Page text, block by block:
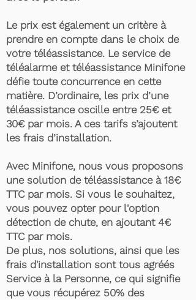
Le prix est également un critère à
prendre en compte dans le choix de
votre téléassistance. Le service de
téléalarme et téléassistance Minifone
défie toute concurrence en cette
matière. D’ordinaire, les prix d’une
téléassistance oscille entre 25€ et
30€ par mois. A ces tarifs s’ajoutent
les frais d’installation.
Avec Minifone, nous vous proposons
une solution de téléassistance à 18€
TTC par mois. Si vous le souhaitez,
vous pouvez opter pour l'option
détection de chute, en ajoutant 4€
TTC par mois.
De plus, nos solutions, ainsi que les
frais d'installation sont tous agréés
Service à la Personne, ce qui signifie
que vous récupérez 50% des